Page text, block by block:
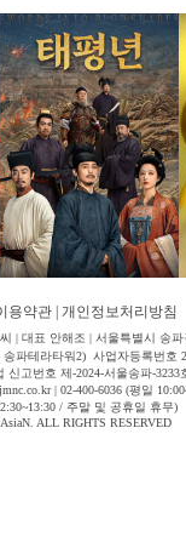
용약관 개인정보처리방침
| 대표 안해조 | 서울특별시 송
송파테라타워2) 사업자등록번호
신고번호 제-2024-서울송파-3233
| 02-400-6036 (평일
/ 주말 및 공휴일 휴무)
AsiaN. ALL RIGHTS RESERVED